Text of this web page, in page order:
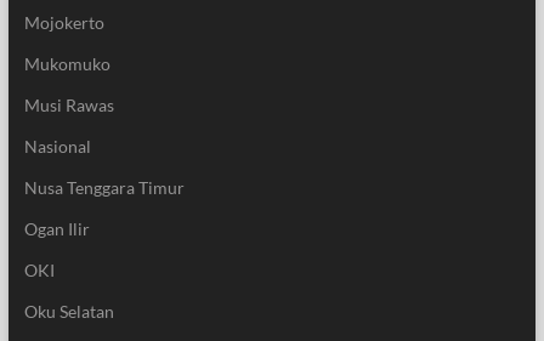
Mojokerto
Mukomuko
Musi Rawas
Nasional
Nusa Tenggara Timur
Ogan Ilir
OKI
Oku Selatan